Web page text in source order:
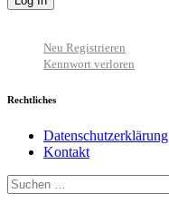
Neu Registrieren
Kennwort verloren
Rechtliches
Datenschutzerklärung
Kontakt
Suchen
nach: